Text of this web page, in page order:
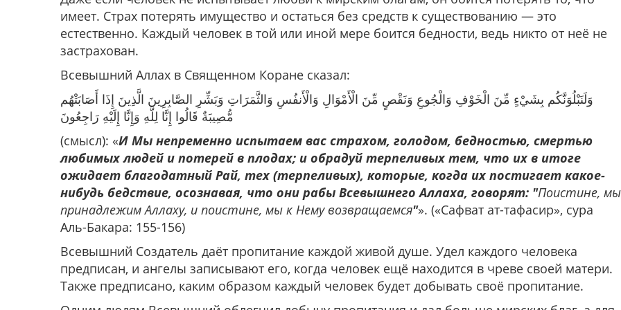
имеет. Страх потерять имущество и остаться без средств к существованию — это
естественно. Каждый человек в той или иной мере боится бедности, ведь никто от неё не
застрахован.
Всевышний Аллах в Священном Коране сказал:
وَلَنَبْلُوَنَّكُم بِشَيْءٍ مِّنَ الْخَوْفِ وَالْجُوعِ وَنَقْصٍ مِّنَ الْأَمْوَالِ وَالْأَنفُسِ وَالثَّمَرَاتِ وَبَشِّرِ الصَّابِرِينَ الَّذِينَ إِذَا أَصَابَتْهُم
مُّصِيبَةٌ قَالُوا إِنَّا لِلَّهِ وَإِنَّا إِلَيْهِ رَاجِعُونَ
(смысл): «И Мы непременно испытаем вас страхом, голодом, бедностью, смертью
любимых людей и потерей в плодах; и обрадуй терпеливых тем, что их в итоге
ожидает благодатный Рай, тех (терпеливых), которые, когда их постигает какое-
нибудь бедствие, осознавая, что они рабы Всевышнего Аллаха, говорят: "Поистине, мы
принадлежим Аллаху, и поистине, мы к Нему возвращаемся"». («Сафват ат-тафасир», сура
Аль-Бакара: 155-156)
Всевышний Создатель даёт пропитание каждой живой душе. Удел каждого человека
предписан, и ангелы записывают его, когда человек ещё находится в чреве своей матери.
Также предписано, каким образом каждый человек будет добывать своё пропитание.